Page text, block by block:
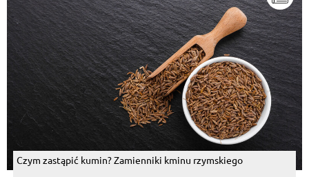
Czym zastąpić kumin? Zamienniki kminu rzymskiego